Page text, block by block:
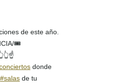
de este año.
🎟️
donde
#salas de tu